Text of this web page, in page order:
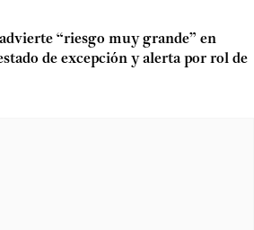
“riesgo muy grande” en
de excepción y alerta por rol de